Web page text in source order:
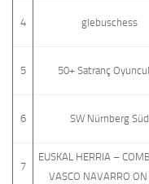
4 glebuschess
5 50+ Satranç
6 SW Nürnberg Süd
7
EUSKAL HERRIA –
VASCO NAVARRO